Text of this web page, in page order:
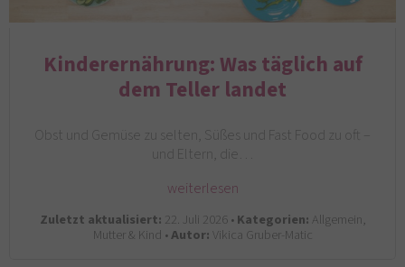
Kinderernährung: Was täglich auf
dem Teller landet
Obst und Gemüse zu selten, Süßes und Fast Food zu oft –
und Eltern, die…
weiterlesen
Zuletzt aktualisiert: 22. Juli 2026 •Kategorien: Allgemein,
Mutter & Kind •Autor:Vikica Gruber-Matic